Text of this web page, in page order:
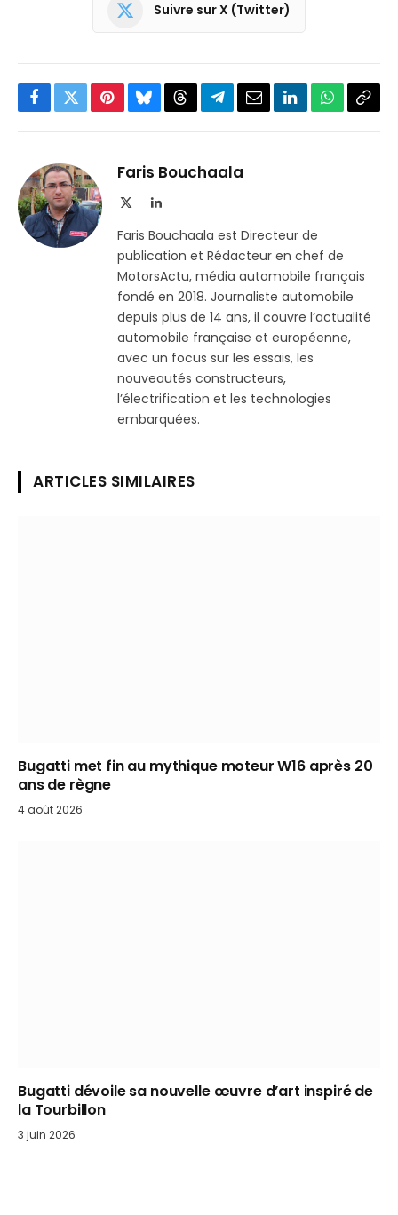
Suivre sur X (Twitter)
Facebook
TwitterPinterestBlueskyThreadsPartager
Telegram
EmailLinkedInWhatsApp
Faris Bouchaala
LinkedIn
Faris Bouchaala est Directeur de
publication et Rédacteur en chef de
MotorsActu, média automobile français
fondé en 2018. Journaliste automobile
depuis plus de 14 ans, il couvre l’actualité
automobile française et européenne,
avec un focus sur les essais, les
nouveautés constructeurs,
l’électrification et les technologies
embarquées.
ARTICLES SIMILAIRES
Bugatti met fin au mythique moteur W16 après 20
ans de règne
4 août 2026
Bugatti dévoile sa nouvelle œuvre d’art inspiré de
la Tourbillon
3 juin 2026